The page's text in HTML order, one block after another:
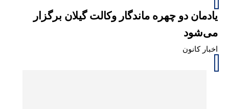
یادمان دو چهره ماندگار وکالت گیلان برگزار
می‌شود
اخبار کانون